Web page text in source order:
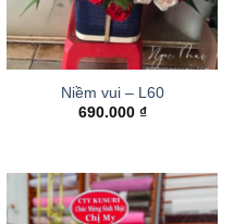
Niềm vui – L60
690.000 ₫